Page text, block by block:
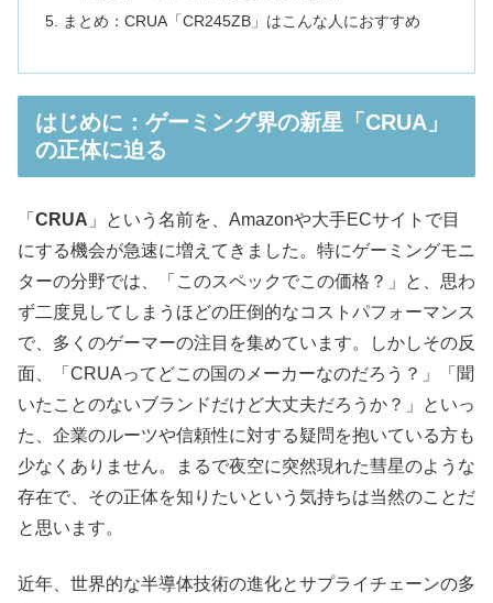
まとめ：CRUA「CR245ZB」はこんな人におすすめ
はじめに：ゲーミング界の新星「CRUA」
の正体に迫る
「 CRUA 」という名前を、Amazonや大手ECサイトで目
にする機会が急速に増えてきました。特にゲーミングモニ
ターの分野では、「このスペックでこの価格？」と、思わ
ず二度見してしまうほどの圧倒的なコストパフォーマンス
で、多くのゲーマーの注目を集めています。しかしその反
面、「CRUAってどこの国のメーカーなのだろう？」「聞
いたことのないブランドだけど大丈夫だろうか？」といっ
た、企業のルーツや信頼性に対する疑問を抱いている方も
少なくありません。まるで夜空に突然現れた彗星のような
存在で、その正体を知りたいという気持ちは当然のことだ
と思います。
近年、世界的な半導体技術の進化とサプライチェーンの多